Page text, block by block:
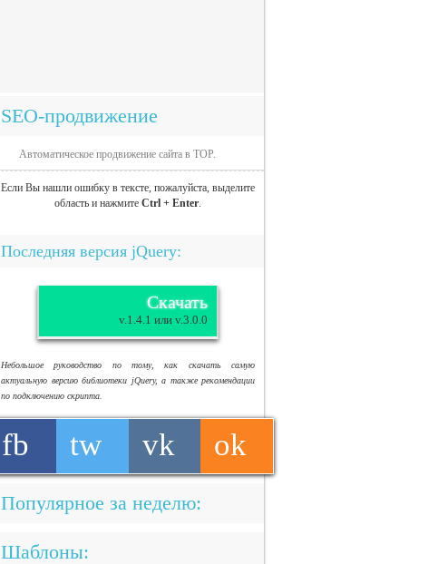
SEO-продвижение
Автоматическое продвижение сайта в TOP.
Если Вы нашли ошибку в тексте, пожалуйста, выделите
область и нажмите Ctrl + Enter.
Последняя версия jQuery:
Скачать
v.1.4.1 или v.3.0.0
Небольшое руководство по тому, как скачать самую
актуальную версию библиотеки jQuery, а также рекомендации
по подключению скрипта.
fb tw vk ok
Популярное за неделю:
Шаблоны: